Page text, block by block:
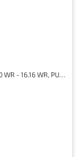
Kabeláž SIGMA Top Line NEW- pro TL 5.0 WR - 16.16 WR, PURE 1